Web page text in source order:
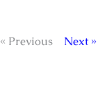
« Previous Next »